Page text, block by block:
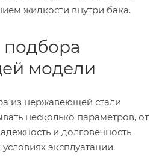
жидкости внутри бака.
модели
из нержавеющей стали
несколько параметров, от
и долговечность
эксплуатации.